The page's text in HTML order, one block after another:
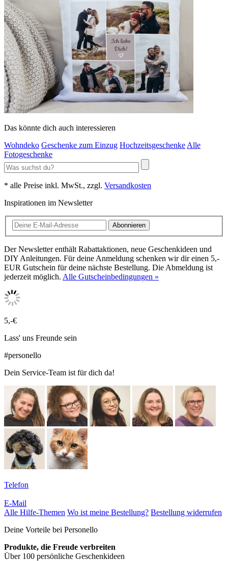
Das könnte dich auch interessieren
Wohndeko Geschenke zum Einzug Hochzeitsgeschenke Alle
Fotogeschenke
* alle Preise inkl. MwSt., zzgl. Versandkosten
Inspirationen im Newsletter
Abonnieren
Der Newsletter enthält Rabattaktionen, neue Geschenkideen und
DIY Anleitungen. Für deine Anmeldung schenken wir dir einen 5,-
EUR Gutschein für deine nächste Bestellung. Die Abmeldung ist
jederzeit möglich. Alle Gutscheinbedingungen »
5,-€
Lass' uns Freunde sein
#personello
Dein Service-Team ist für dich da!
Telefon
E-Mail
Alle Hilfe-Themen Wo ist meine Bestellung? Bestellung widerrufen
Deine Vorteile bei Personello
Produkte, die Freude verbreiten
Über 100 persönliche Geschenkideen